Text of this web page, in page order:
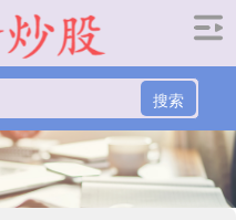
搜索